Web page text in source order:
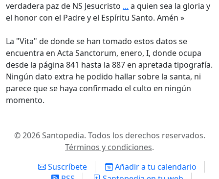
verdadera paz de NS Jesucristo ... a quien sea la gloria y
el honor con el Padre y el Espíritu Santo. Amén »
La "Vita" de donde se han tomado estos datos se
encuentra en Acta Sanctorum, enero, I, donde ocupa
desde la página 841 hasta la 887 en apretada tipografía.
Ningún dato extra he podido hallar sobre la santa, ni
parece que se haya confirmado el culto en ningún
momento.
© 2026 Santopedia. Todos los derechos reservados.
Términos y condiciones.
Suscríbete
Añadir a tu calendario